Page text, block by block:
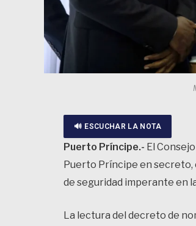
🔊 ESCUCHAR LA NOTA
Puerto Príncipe.- El
Puerto Príncipe en secreto,
de seguridad imperante en
La lectura del decreto de